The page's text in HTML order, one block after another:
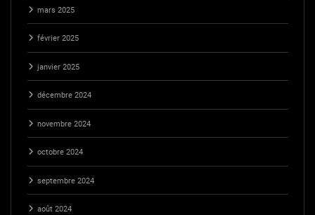
mars 2025
février 2025
janvier 2025
décembre 2024
novembre 2024
octobre 2024
septembre 2024
août 2024